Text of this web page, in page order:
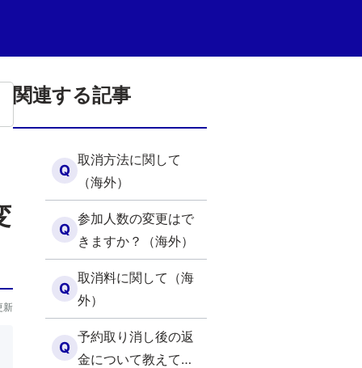
新
関連する記事
Q
取消方法に関して
（海外）
Q
参加人数の変更はで
きますか？（海外）
Q
取消料に関して（海
外）
Q
予約取り消し後の返
金について教えてく